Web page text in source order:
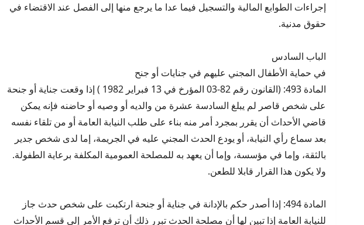
إجراءات الطوابع المالية والتسجيل فيما عدا ما يرجع منها إلى الفصل عند الاقتضاء في
حقوق مدنية.
الباب السادس
في حماية الأطفال المجني عليهم في جنايات أو جنح
المادة 493: (القانون رقم 82-03 المؤرخ في 13 فبراير 1982 ) إذا وقعت جناية أو جنحة
على شخص قاصر لم يبلغ السادسة عشرة من والديه أو وصيه أو حاضنه فإنه يمكن
قاضي الأحداث أن يقرر بمجرد أمر منه بناء على طلب النيابة العامة أو من تلقاء نفسه
بعد سماع رأي النيابة، أو يودع الحدث المجني عليه في الجريمة، إما لدى شخص جدير
بالثقة، وإما في مؤسسة، وإما أن يعهد به للمصلحة العمومية المكلفة برعاية الطفولة.
ولا يكون هذا القرار قابلا للطعن.
المادة 494: إذا أصدر حكم بالإدانة في جناية أو جنحة ارتكبت على شخص حدث جاز
للنيابة العامة إذا تبين لها أن مصلحة الحدث تبرر ذلك أن ترفع الأمر إلى قسم الأحداث